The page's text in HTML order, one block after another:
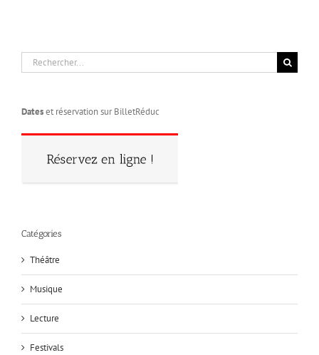
Rechercher:
Dateset réservation sur BilletRéduc
Catégories
Théâtre
Musique
Lecture
Festivals